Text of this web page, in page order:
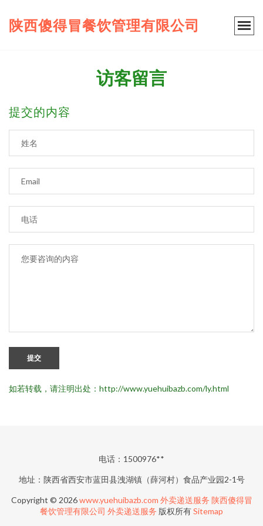
陕西傻得冒餐饮管理有限公司
访客留言
提交的内容
提交
如若转载，请注明出处：http://www.yuehuibazb.com/ly.html
电话：1500976**
地址：陕西省西安市蓝田县洩湖镇（薛河村）食品产业园2-1号
Copyright © 2026www.yuehuibazb.com 外卖递送服务 陕西傻得冒
餐饮管理有限公司 外卖递送服务 版权所有Sitemap